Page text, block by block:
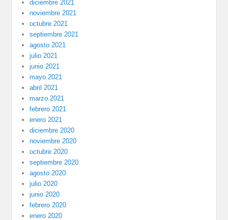
diciembre 2021
noviembre 2021
octubre 2021
septiembre 2021
agosto 2021
julio 2021
junio 2021
mayo 2021
abril 2021
marzo 2021
febrero 2021
enero 2021
diciembre 2020
noviembre 2020
octubre 2020
septiembre 2020
agosto 2020
julio 2020
junio 2020
febrero 2020
enero 2020